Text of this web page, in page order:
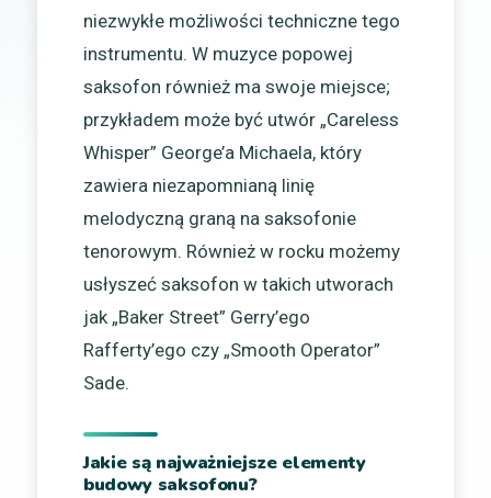
niezwykłe możliwości techniczne tego
instrumentu. W muzyce popowej
saksofon również ma swoje miejsce;
przykładem może być utwór „Careless
Whisper” George’a Michaela, który
zawiera niezapomnianą linię
melodyczną graną na saksofonie
tenorowym. Również w rocku możemy
usłyszeć saksofon w takich utworach
jak „Baker Street” Gerry’ego
Rafferty’ego czy „Smooth Operator”
Sade.
Jakie są najważniejsze elementy
budowy saksofonu?